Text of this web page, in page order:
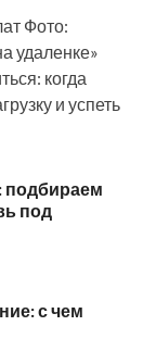
Фото:
удаленке»
когда
и успеть
подбираем
под
с чем